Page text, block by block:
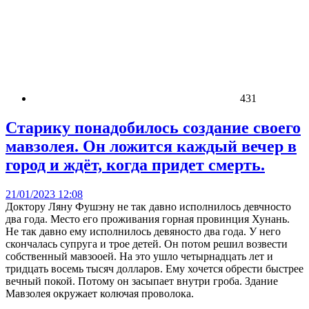
431
Старику понадобилось создание своего
мавзолея. Он ложится каждый вечер в
город и ждёт, когда придет смерть.
21/01/2023 12:08
Доктору Ляну Фушэну не так давно исполнилось девчносто
два года. Место его проживания горная провинция Хунань.
Не так давно ему исполнилось девяносто два года. У него
скончалась супруга и трое детей. Он потом решил возвести
собственный мавзооей. На это ушло четырнадцать лет и
тридцать восемь тысяч долларов. Ему хочется обрести быстрее
вечный покой. Потому он засыпает внутри гроба. Здание
Мавзолея окружает колючая проволока.